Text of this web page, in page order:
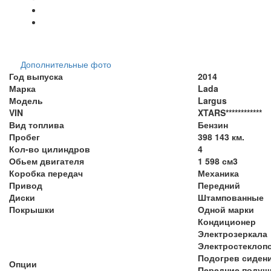
Дополнительные фото
Год выпуска
2014
Марка
Lada
Модель
Largus
VIN
XTARS************
Вид топлива
Бензин
Пробег
398 143 км.
Кол-во цилиндров
4
Обьем двигателя
1 598 см3
Коробка передач
Механика
Привод
Передний
Диски
Штампованные
Покрышки
Одной марки
Опции
Кондиционер
Электрозеркала
Подогрев